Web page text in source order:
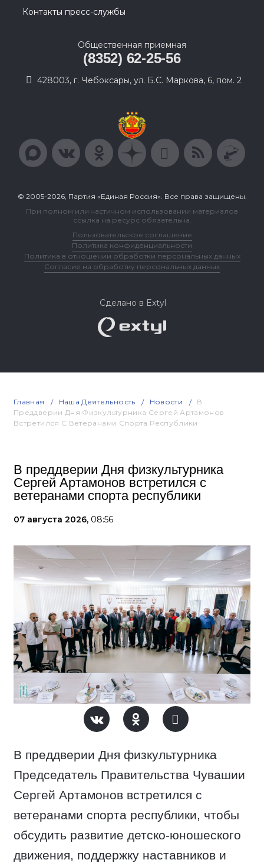
Контакты пресс-службы
Общественная приемная
(8352) 62-25-56
428003, г. Чебоксары, ул. Б.С. Маркова, 6, пом. 2
© 2005-2026, Партия «Единая Россия». Все права защищены.
При полном или частичном использовании материалов
ссылка на ресурс обязательна.
Пользовательское соглашение
Политика конфиденциальности
Политика в отношении обработки персональных данных
Согласие на обработку персональных данных
Сделано в Extyl
Главная Наша Деятельность Новости
В
Преддверии Дня Физкультурника Сергей Артамонов
Встретился С Ветеранами Спорта Республики
В преддверии Дня физкультурника
Сергей Артамонов встретился с
ветеранами спорта республики
07 августа 2026, 08:56
В преддверии Дня физкультурника
Председатель Правительства Чувашии
Сергей Артамонов встретился с
ветеранами спорта республики, чтобы
обсудить развитие детско-юношеского
движения, поддержку наставников и